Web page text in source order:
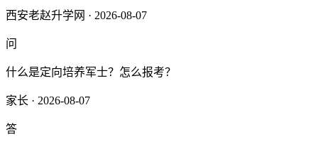
西安老赵升学网 · 2026-08-07
问
什么是定向培养军士？怎么报考？
家长 · 2026-08-07
答